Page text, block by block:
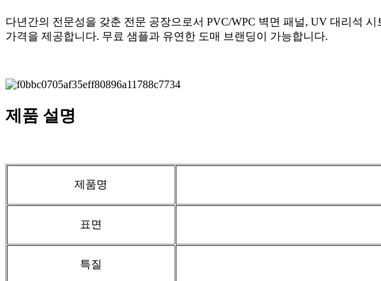
다년간의 전문성을 갖춘 전문 공장으로서 PVC/WPC 벽면 패널, UV 대리석
가격을 제공합니다. 무료 샘플과 유연한 도매 브랜딩이 가능합니다.
제품 설명
제품명
표면
특질